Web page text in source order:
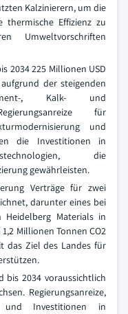
Kalzinierern, um die
thermische Effizienz zu
Umweltvorschriften
2034 225 Millionen USD
der steigenden
, Kalk- und
für
und
die Investitionen in
die
gewährleisten.
Verträge für zwei
darunter eines bei
Materials in
Millionen Tonnen CO2
das Ziel des Landes für
bis 2034 voraussichtlich
Regierungsanreize,
und Investitionen in